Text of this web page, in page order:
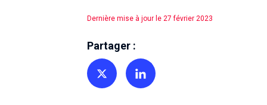
Dernière mise à jour le 27 février 2023
Partager :
Partager sur TwitterPartager sur Linkedin